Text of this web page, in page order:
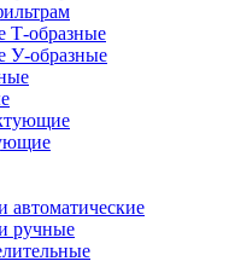
Т-образные
У-образные
автоматические
ручные